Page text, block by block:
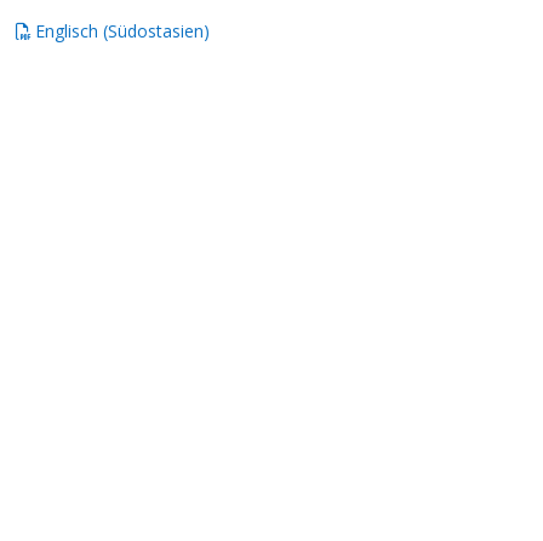
Englisch (Südostasien)